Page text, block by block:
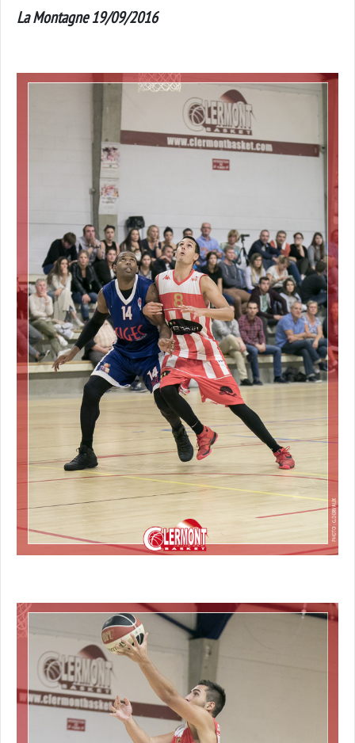
La Montagne 19/09/2016